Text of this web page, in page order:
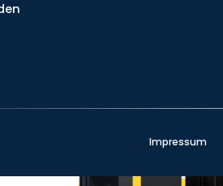
Impressum